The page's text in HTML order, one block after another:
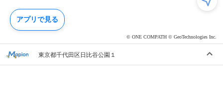
© ONE COMPATH © GeoTechnologies Inc.
東京都千代田区日比谷公園１
アプリで見る